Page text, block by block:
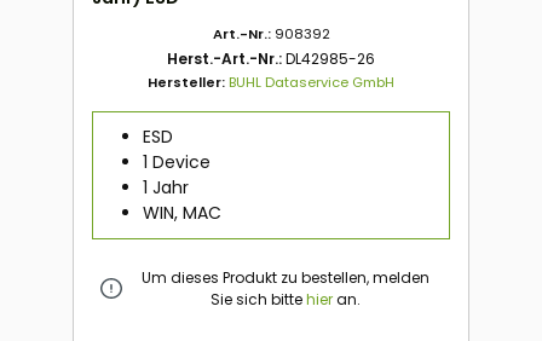
Art.-Nr.: 908392
Herst.-Art.-Nr.:DL42985-26
Hersteller:BUHL Dataservice GmbH
ESD
1 Device
1 Jahr
WIN, MAC
Um dieses Produkt zu bestellen, melden
Sie sich bittehieran.